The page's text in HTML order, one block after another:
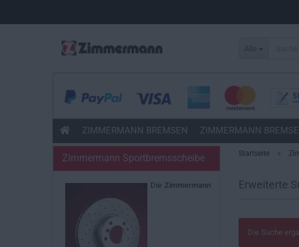
ZIMMERMANN BREMSEN ZIMMERMANN
Startseite »
Erweiterte
Die Suche
Zimmermann Sportbremsscheibe
Die Zimmermann